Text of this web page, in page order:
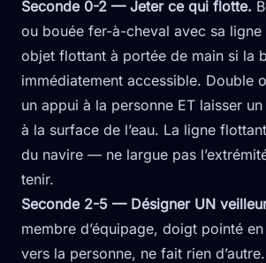
Seconde 0-2 — Jeter ce qui flotte.
ou bouée fer-à-cheval avec sa
objet flottant à portée de main si la
immédiatement accessible. Double
un appui à la personne ET laisser
à la surface de l’eau. La ligne
du navire — ne largue pas
tenir.
Seconde 2-5 — Désigner UN
membre d’équipage, doigt pointé
vers la personne, ne fait rien